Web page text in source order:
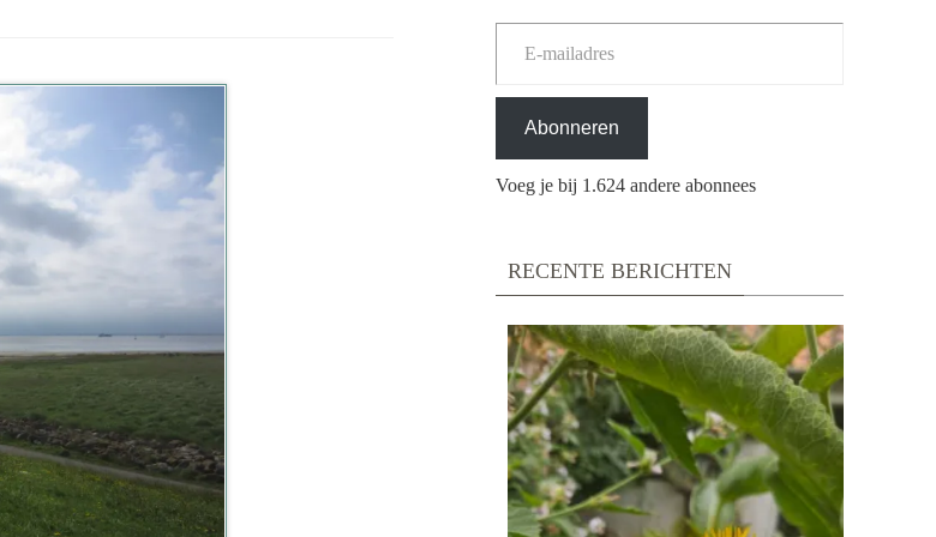
E-mailadres
Abonneren
Voeg je bij 1.624 andere abonnees
RECENTE BERICHTEN